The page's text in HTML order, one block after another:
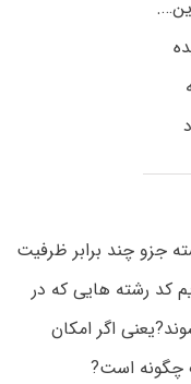
جزو چند برابر ظرفیت
کد رشته هایی که در
اگر امکان
چگونه است?